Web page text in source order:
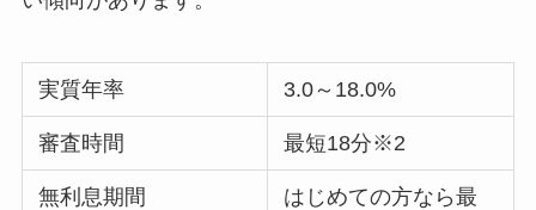
実質年率 3.0～18.0%
審査時間 最短18分※2
無利息期間
はじめての方なら最